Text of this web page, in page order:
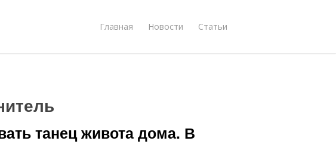
Главная Новости Статьи
танец живота дома. В